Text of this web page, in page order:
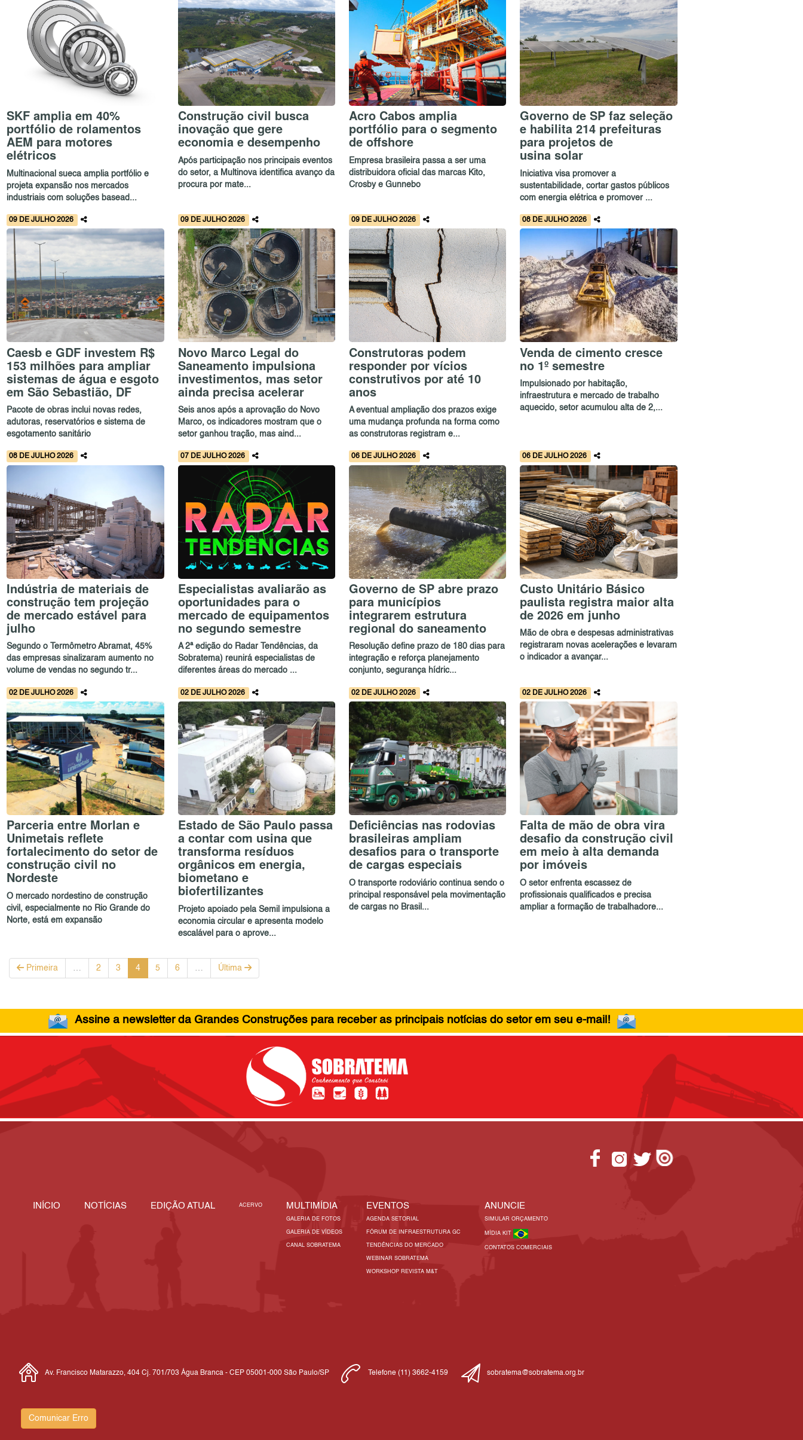
SKF amplia em 40%
portfólio de rolamentos
AEM para motores
elétricos
Multinacional sueca amplia portfólio e
projeta expansão nos mercados
industriais com soluções basead...
Construção civil busca
inovação que gere
economia e desempenho
Após participação nos principais eventos
do setor, a Multinova identifica avanço da
procura por mate...
Acro Cabos amplia
portfólio para o segmento
de offshore
Empresa brasileira passa a ser uma
distribuidora oficial das marcas Kito,
Crosby e Gunnebo
Governo de SP faz seleção
e habilita 214 prefeituras
para projetos de
usina solar
Iniciativa visa promover a
sustentabilidade, cortar gastos públicos
com energia elétrica e promover ...
09 DE JULHO 2026
Caesb e GDF investem R$
153 milhões para ampliar
sistemas de água e esgoto
em São Sebastião, DF
Pacote de obras inclui novas redes,
adutoras, reservatórios e sistema de
esgotamento sanitário
09 DE JULHO 2026
Novo Marco Legal do
Saneamento impulsiona
investimentos, mas setor
ainda precisa acelerar
Seis anos após a aprovação do Novo
Marco, os indicadores mostram que o
setor ganhou tração, mas aind...
09 DE JULHO 2026
Construtoras podem
responder por vícios
construtivos por até 10
anos
A eventual ampliação dos prazos exige
uma mudança profunda na forma como
as construtoras registram e...
08 DE JULHO 2026
Venda de cimento cresce
no 1º semestre
Impulsionado por habitação,
infraestrutura e mercado de trabalho
aquecido, setor acumulou alta de 2,...
08 DE JULHO 2026
Indústria de materiais de
construção tem projeção
de mercado estável para
julho
Segundo o Termômetro Abramat, 45%
das empresas sinalizaram aumento no
volume de vendas no segundo tr...
07 DE JULHO 2026
Especialistas avaliarão as
oportunidades para o
mercado de equipamentos
no segundo semestre
A 2ª edição do Radar Tendências, da
Sobratema) reunirá especialistas de
diferentes áreas do mercado ...
06 DE JULHO 2026
Governo de SP abre prazo
para municípios
integrarem estrutura
regional do saneamento
Resolução define prazo de 180 dias para
integração e reforça planejamento
conjunto, segurança hídric...
06 DE JULHO 2026
Custo Unitário Básico
paulista registra maior alta
de 2026 em junho
Mão de obra e despesas administrativas
registraram novas acelerações e levaram
o indicador a avançar...
02 DE JULHO 2026
Parceria entre Morlan e
Unimetais reflete
fortalecimento do setor de
construção civil no
Nordeste
O mercado nordestino de construção
civil, especialmente no Rio Grande do
Norte, está em expansão
02 DE JULHO 2026
Estado de São Paulo passa
a contar com usina que
transforma resíduos
orgânicos em energia,
biometano e
biofertilizantes
Projeto apoiado pela Semil impulsiona a
economia circular e apresenta modelo
escalável para o aprove...
02 DE JULHO 2026
Deficiências nas rodovias
brasileiras ampliam
desafios para o transporte
de cargas especiais
O transporte rodoviário continua sendo o
principal responsável pela movimentação
de cargas no Brasil...
02 DE JULHO 2026
Falta de mão de obra vira
desafio da construção civil
em meio à alta demanda
por imóveis
O setor enfrenta escassez de
profissionais qualificados e precisa
ampliar a formação de trabalhadore...
Primeira 2 3 4 5 6 Última
Assine a newsletter da Grandes Construções para receber as principais notícias do setor em seu e-mail!
INÍCIO NOTÍCIAS EDIÇÃO ATUAL ACERVO MULTIMÍDIA
GALERIA DE FOTOS
GALERIA DE VÍDEOS
CANAL SOBRATEMA
EVENTOS
AGENDA SETORIAL
FÓRUM DE INFRAESTRUTURA GC
TENDÊNCIAS DO MERCADO
WEBINAR SOBRATEMA
WORKSHOP REVISTA M&T
ANUNCIE
SIMULAR ORÇAMENTO
MÍDIA KIT
CONTATOS COMERCIAIS
Av. Francisco Matarazzo, 404 Cj. 701/703 Água Branca - CEP 05001-000 São Paulo/SP Telefone (11) 3662-4159 sobratema@sobratema.org.br
Comunicar Erro